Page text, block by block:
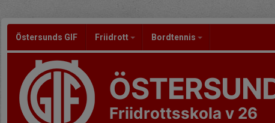
Östersunds GIF Friidrott Bordtennis
Friidrottsskola v 26